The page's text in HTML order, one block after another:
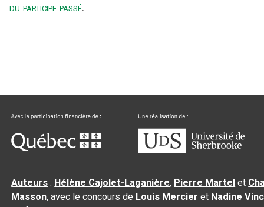
du participe passé.
Auteurs : Hélène Cajolet-Laganière, Pierre Martel et
Masson, avec le concours de Louis Mercier et Nadine